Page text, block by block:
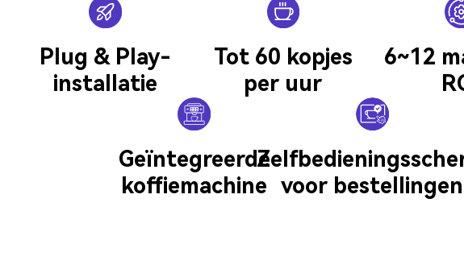
Plug & Play-
installatie
Tot 60 kopjes
per uur
6~12
Geïntegreerde
koffiemachine voor bestellingen